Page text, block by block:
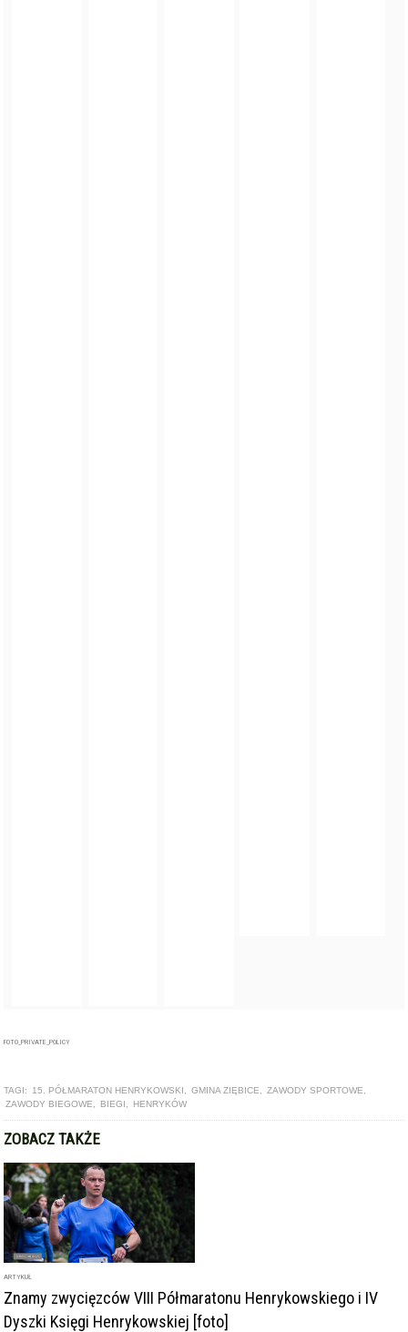
FOTO_PRIVATE_POLICY
TAGI: 15. PÓŁMARATON HENRYKOWSKI GMINA ZIĘBICE ZAWODY SPORTOWE
ZAWODY BIEGOWE
BIEGI HENRYKÓW
ZOBACZ TAKŻE
ARTYKUŁ
Znamy zwycięzców VIII Półmaratonu Henrykowskiego i IV
Dyszki Księgi Henrykowskiej [foto]